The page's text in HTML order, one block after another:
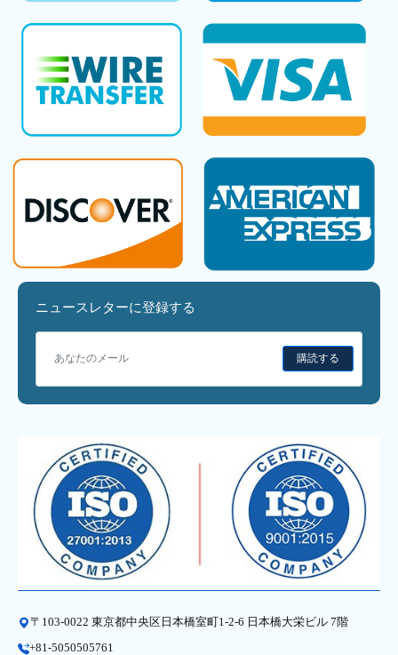
ニュースレターに登録する
購読する
〒103-0022 東京都中央区日本橋室町1-2-6 日本橋大栄ビル 7階
+81-5050505761